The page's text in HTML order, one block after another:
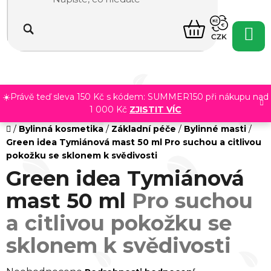
obsah
☀️Právě teď sleva 150 Kč s kódem: SUMMER150 při nákupu nad
1 000 Kč ZJISTIT VÍC
NÁKUPNÍ
KOŠÍK
CZK
Domů
/ Bylinná kosmetika / Základní péče / Bylinné masti /
Green idea Tymiánová mast 50 ml Pro suchou a citlivou
pokožku se sklonem k svědivosti
Green idea Tymiánová
mast 50 ml Pro suchou
a citlivou pokožku se
sklonem k svědivosti